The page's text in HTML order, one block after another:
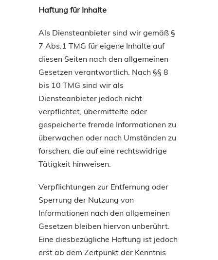
Haftung für Inhalte
Als Diensteanbieter sind wir gemäß §
7 Abs.1 TMG für eigene Inhalte auf
diesen Seiten nach den allgemeinen
Gesetzen verantwortlich. Nach §§ 8
bis 10 TMG sind wir als
Diensteanbieter jedoch nicht
verpflichtet, übermittelte oder
gespeicherte fremde Informationen zu
überwachen oder nach Umständen zu
forschen, die auf eine rechtswidrige
Tätigkeit hinweisen.
Verpflichtungen zur Entfernung oder
Sperrung der Nutzung von
Informationen nach den allgemeinen
Gesetzen bleiben hiervon unberührt.
Eine diesbezügliche Haftung ist jedoch
erst ab dem Zeitpunkt der Kenntnis